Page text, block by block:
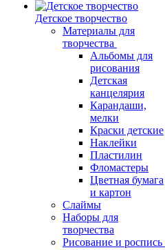
Детское творчество
Материалы для
творчества
Альбомы для
рисования
Детская
канцелярия
Карандаши,
мелки
Краски детские
Наклейки
Пластилин
Фломастеры
Цветная бумага
и картон
Слаймы
Наборы для
творчества
Рисование и роспись